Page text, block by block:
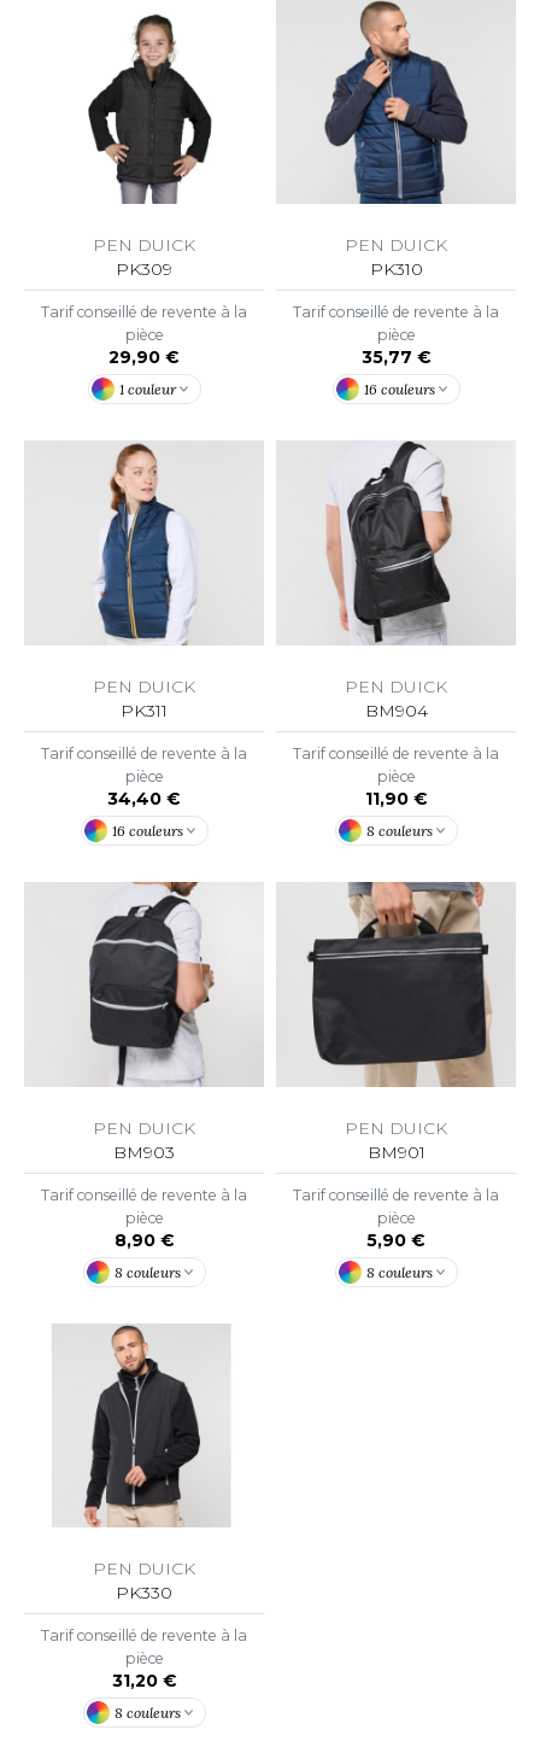
ATHLETIC®
ATHLETIC® COLLECTION
ETIQUETTE
CLOTHING
ONE TOWELLING
MILL
PEN DUICK
PK309
Tarif conseillé de revente à la
pièce
29,90 €
1 couleur
PEN DUICK
PK310
Tarif conseillé de revente à la
pièce
35,77 €
16 couleurs
PEN DUICK
PK311
Tarif conseillé de revente à la
pièce
34,40 €
16 couleurs
PEN DUICK
BM904
Tarif conseillé de revente à la
pièce
11,90 €
8 couleurs
PEN DUICK
BM903
Tarif conseillé de revente à la
pièce
8,90 €
8 couleurs
PEN DUICK
BM901
Tarif conseillé de revente à la
pièce
5,90 €
8 couleurs
PEN DUICK
PK330
Tarif conseillé de revente à la
pièce
31,20 €
8 couleurs